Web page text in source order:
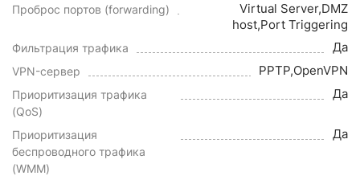
Проброс портов (forwarding)
Virtual Server,DMZ
host,Port Triggering
Фильтрация трафика Да
VPN-сервер PPTP,OpenVPN
Приоритизация трафика
(QoS)
Да
Приоритизация
беспроводного трафика
(WMM)
Да